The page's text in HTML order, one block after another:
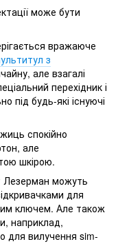
може бути
вражаюче
з
але взагалі
перехідник і
під будь-які існуючі
спокійно
але
шкірою.
Лезерман можуть
для
ключем. Але також
наприклад,
для вилучення sim-